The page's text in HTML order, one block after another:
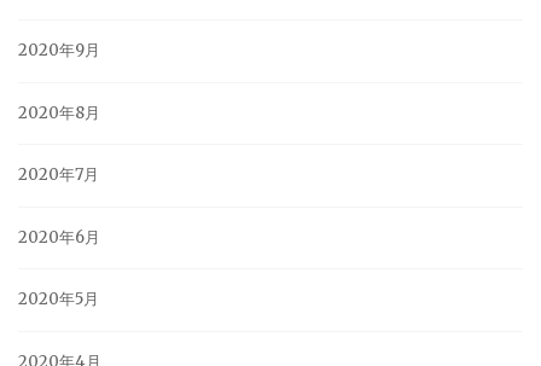
2020年9月
2020年8月
2020年7月
2020年6月
2020年5月
2020年4月